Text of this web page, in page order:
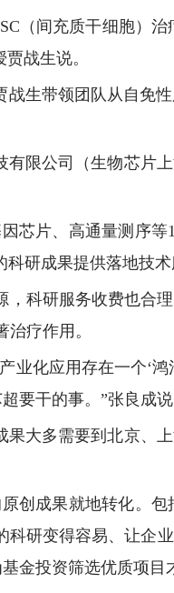
（间充质干细胞）
战生说。
生带领团队从自免
有限公司（生物芯片
芯片、高通量测序
研成果提供落地技
科研服务收费也合
疗作用。
业化应用存在一个‘
要干的事。”张良成说
果大多需要到北京、
创成果就地转化。
研变得容易、让企
金投资筛选优质项目